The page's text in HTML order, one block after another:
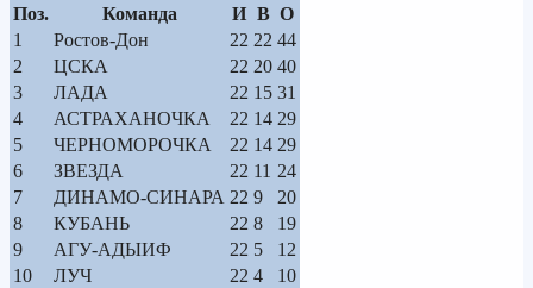
Поз. Команда И В О
1
Ростов-Дон 22 22 44
2
ЦСКА 22 20 40
3
ЛАДА 22 15 31
4
АСТРАХАНОЧКА 22 14 29
5
ЧЕРНОМОРОЧКА 22 14 29
6
ЗВЕЗДА 22 11 24
7
ДИНАМО-СИНАРА 22 9
20
8
КУБАНЬ 22 8
19
9
АГУ-АДЫИФ 22 5
12
10
ЛУЧ 22 4
10